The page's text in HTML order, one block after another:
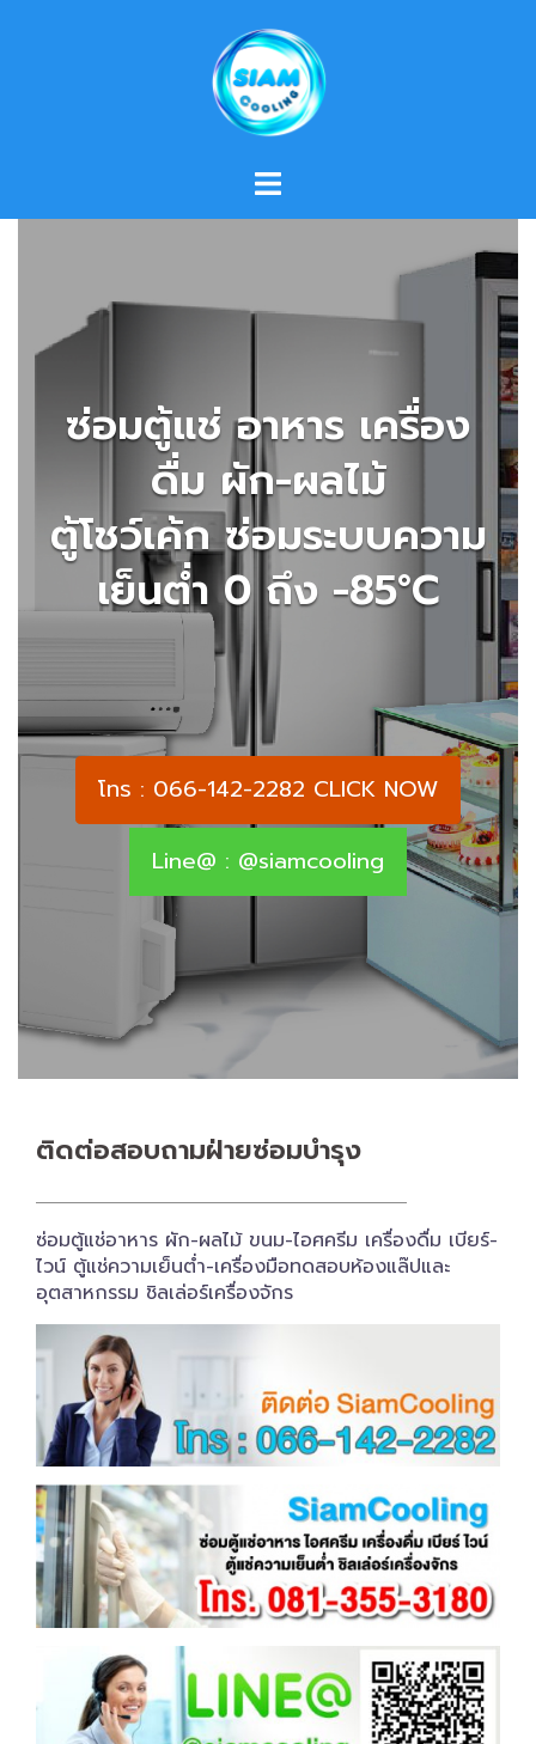
ซ่อมตู้แช่ อาหาร เครื่อง
ดื่ม ผัก-ผลไม้
ตู้โชว์เค้ก ซ่อมระบบความ
เย็นต่ำ 0 ถึง -85°C
โทร : 066-142-2282 CLICK NOW
Line@ : @siamcooling
ติดต่อสอบถาม​ฝ่ายซ่อมบำรุง
ซ่อมตู้แช่อาหาร ผัก-ผลไม้ ขนม-ไอศครีม เครื่องดื่ม เบียร์-
ไวน์ ตู้แช่ความเย็นต่ำ-เครื่องมือทดสอบห้องแล๊ปและ
อุตสาหกรรม ชิลเล่อร์เครื่อง​จักร